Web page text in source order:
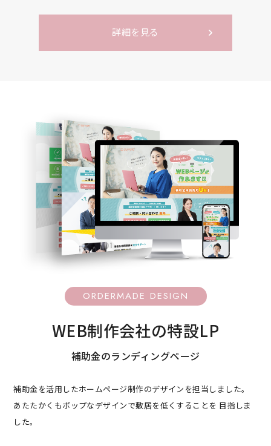
詳細を見る
ORDERMADE DESIGN
WEB制作会社の特設LP
補助金のランディングページ
補助金を活用したホームページ制作のデザインを担当しました。
あたたかくもポップなデザインで敷居を低くすることを 目指しま
した。